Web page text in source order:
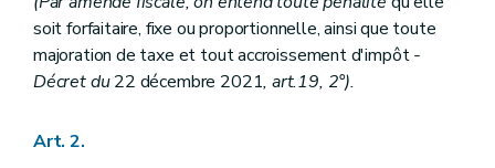
Art. 27bis
Section 2 Recours judiciaire
Art. 28
Chapitre Vbis
Demandes subsidiaires de restitutions
Chapitre VI
soit forfaitaire, fixe ou proportionnelle, ainsi que toute
majoration de taxe et tout accroissement d'impôt-
Décret du22 décembre 2021, art.19, 2°).
Art. 2.